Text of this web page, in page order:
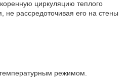
циркуляцию теплого
не рассредоточивая его на стены
режимом.